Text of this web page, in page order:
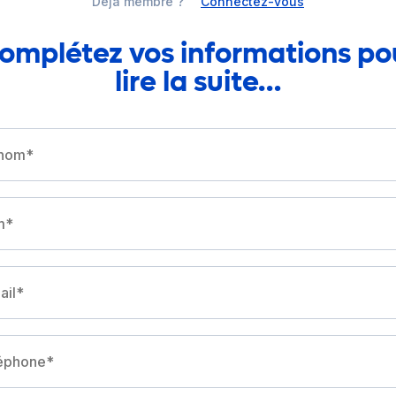
vos informations
lire la suite…